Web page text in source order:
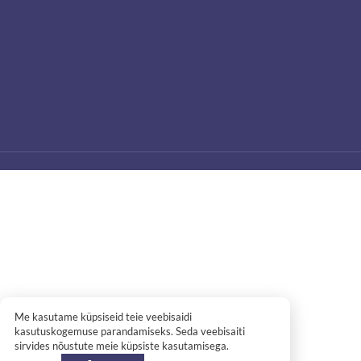
Me kasutame küpsiseid teie veebisaidi
kasutuskogemuse parandamiseks. Seda veebisaiti
sirvides nõustute meie küpsiste kasutamisega.